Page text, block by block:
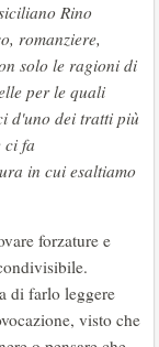
Rino
romanziere,
solo le ragioni di
per le quali
d'uno dei tratti più
ci fa
in cui esaltiamo
forzature e
di farlo leggere
visto che